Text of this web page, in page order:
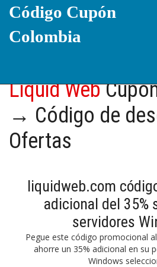
Código Cupón
Colombia
Liquid Web
→ Código de
Ofertas
liquidweb.com
adicional del 35%
servidores
Pegue este código promocional
ahorre un 35% adicional en su
Windows